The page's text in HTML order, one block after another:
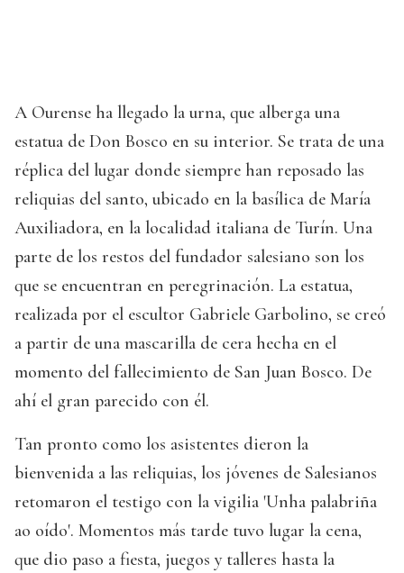
A Ourense ha llegado la urna, que alberga una
estatua de Don Bosco en su interior. Se trata de una
réplica del lugar donde siempre han reposado las
reliquias del santo, ubicado en la basílica de María
Auxiliadora, en la localidad italiana de Turín. Una
parte de los restos del fundador salesiano son los
que se encuentran en peregrinación. La estatua,
realizada por el escultor Gabriele Garbolino, se creó
a partir de una mascarilla de cera hecha en el
momento del fallecimiento de San Juan Bosco. De
ahí el gran parecido con él.
Tan pronto como los asistentes dieron la
bienvenida a las reliquias, los jóvenes de Salesianos
retomaron el testigo con la vigilia 'Unha palabriña
ao oído'. Momentos más tarde tuvo lugar la cena,
que dio paso a fiesta, juegos y talleres hasta la